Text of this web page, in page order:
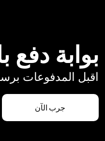
بوابة دفع
اقبل المدفوعات برسوم
جرب الآن